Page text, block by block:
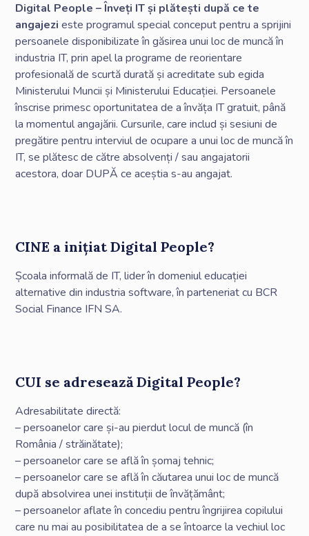
Digital People – Înveți IT și plătești după ce te
angajezieste programul special conceput pentru a sprijini
persoanele disponibilizate în găsirea unui loc de muncă în
industria IT, prin apel la programe de reorientare
profesională de scurtă durată și acreditate sub egida
Ministerului Muncii și Ministerului Educației. Persoanele
înscrise primesc oportunitatea de a învăța IT gratuit, până
la momentul angajării. Cursurile, care includ și sesiuni de
pregătire pentru interviul de ocupare a unui loc de muncă în
IT, se plătesc de către absolvenți / sau angajatorii
acestora, doar DUPĂ ce aceștia s-au angajat.
CINE a inițiat Digital People?
Școala informală de IT, lider în domeniul educației
alternative din industria software, în parteneriat cu BCR
Social Finance IFN SA.
CUI se adresează Digital People?
Adresabilitate directă:
– persoanelor care și-au pierdut locul de muncă (în
România / străinătate);
– persoanelor care se află în șomaj tehnic;
– persoanelor care se află în căutarea unui loc de muncă
după absolvirea unei instituții de învățământ;
– persoanelor aflate în concediu pentru îngrijirea copilului
care nu mai au posibilitatea de a se întoarce la vechiul loc